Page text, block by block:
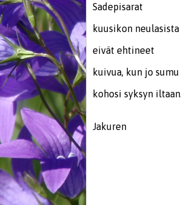
Sadepisarat
kuusikon neulasista
eivät ehtineet
kuivua, kun jo sumu
kohosi syksyn iltaan.
Jakuren